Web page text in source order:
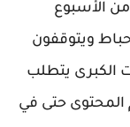
الأسبوع
ويتوقفون
الكبرى يتطلب
المحتوى حتى في